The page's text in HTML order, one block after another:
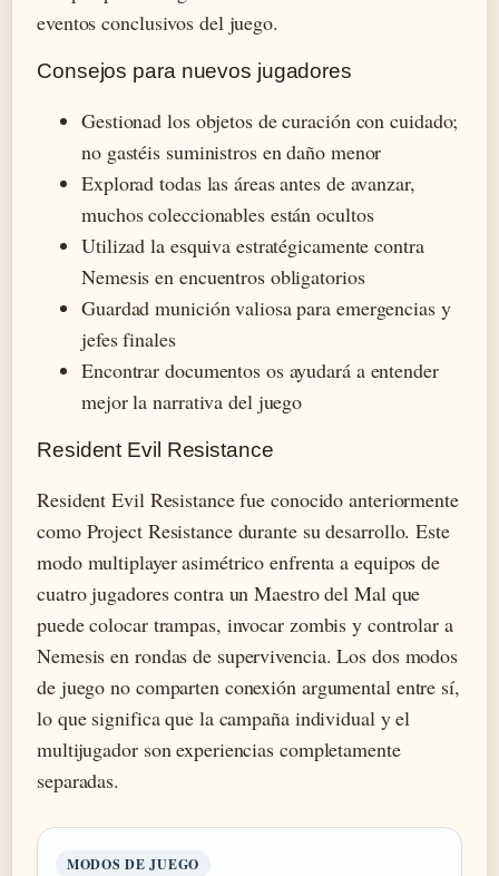
eventos conclusivos del juego.
Consejos para nuevos jugadores
Gestionad los objetos de curación con cuidado;
no gastéis suministros en daño menor
Explorad todas las áreas antes de avanzar,
muchos coleccionables están ocultos
Utilizad la esquiva estratégicamente contra
Nemesis en encuentros obligatorios
Guardad munición valiosa para emergencias y
jefes finales
Encontrar documentos os ayudará a entender
mejor la narrativa del juego
Resident Evil Resistance
Resident Evil Resistance fue conocido anteriormente
como Project Resistance durante su desarrollo. Este
modo multiplayer asimétrico enfrenta a equipos de
cuatro jugadores contra un Maestro del Mal que
puede colocar trampas, invocar zombis y controlar a
Nemesis en rondas de supervivencia. Los dos modos
de juego no comparten conexión argumental entre sí,
lo que significa que la campaña individual y el
multijugador son experiencias completamente
separadas.
MODOS DE JUEGO